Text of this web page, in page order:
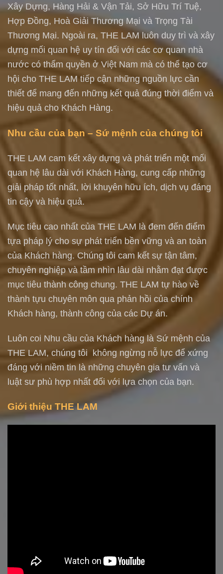
Xây Dựng, Hàng Hải & Vận Tải, Sở Hữu Trí Tuệ,
Hợp Đồng, Hoà Giải Thương Mại và Trọng Tài
Thương Mại. Ngoài ra, THE LAM luôn duy trì và xây
dựng mối quan hệ uy tín đối với các cơ quan nhà
nước có thẩm quyền ở Việt Nam mà có thể tạo cơ
hội cho THE LAM tiếp cận những nguồn lực cần
thiết để mang đến những kết quả đúng thời điểm và
hiệu quả cho Khách Hàng.
Nhu cầu của bạn – Sứ mệnh của chúng tôi
THE LAM cam kết xây dựng và phát triển một mối
quan hệ lâu dài với Khách Hàng, cung cấp những
giải pháp tốt nhất, lời khuyên hữu ích, dịch vụ đáng
tin cậy và hiệu quả.
Mục tiêu cao nhất của THE LAM là đem đến điểm
tựa pháp lý cho sự phát triển bền vững và an toàn
của Khách hàng. Chúng tôi cam kết sự tận tâm,
chuyên nghiệp và tầm nhìn lâu dài nhằm đạt được
mục tiêu thành công chung. THE LAM tự hào về
thành tựu chuyên môn qua phản hồi của chính
Khách hàng, thành công của các Dự án.
Luôn coi Nhu cầu của Khách hàng là Sứ mệnh của
THE LAM, chúng tôi không ngừng nỗ lực để xứng
đáng với niềm tin là những chuyên gia tư vấn và
luật sư phù hợp nhất đối với lựa chọn của bạn.
Giới thiệu THE LAM